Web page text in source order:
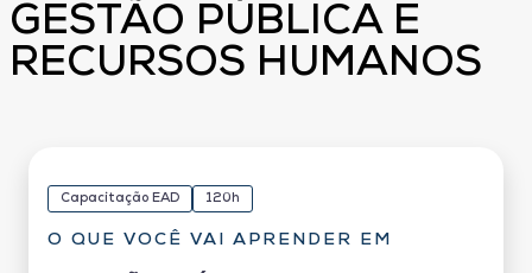
GESTÃO PÚBLICA E
RECURSOS HUMANOS
Capacitação EAD 120h
O QUE VOCÊ VAI APRENDER EM